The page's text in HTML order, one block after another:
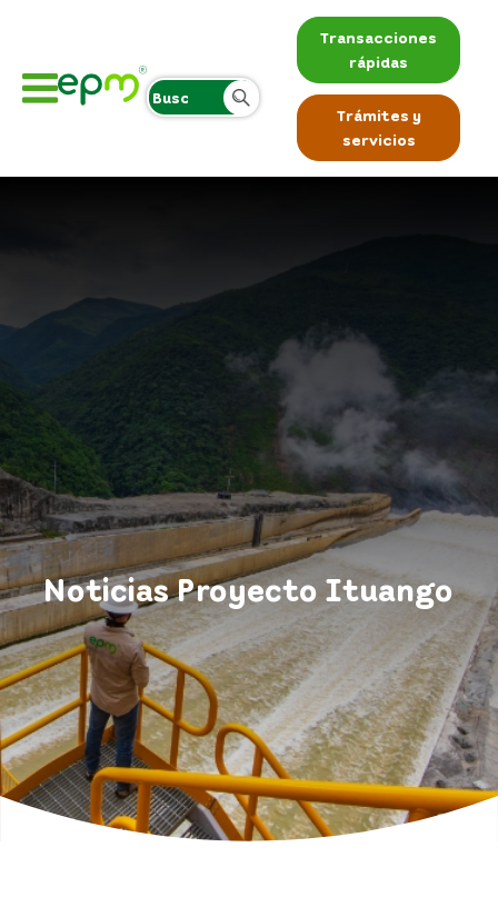
Transacciones
rápidas
Trámites y
servicios
Noticias Proyecto Ituango